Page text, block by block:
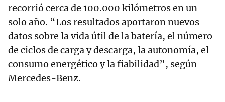
recorrió cerca de 100.000 kilómetros en un
solo año. “Los resultados aportaron nuevos
datos sobre la vida útil de la batería, el número
de ciclos de carga y descarga, la autonomía, el
consumo energético y la fiabilidad”, según
Mercedes-Benz.